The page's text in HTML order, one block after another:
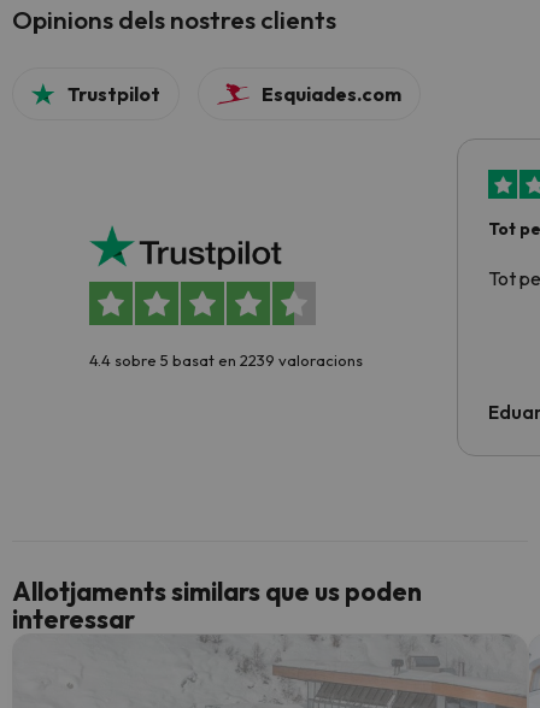
Opinions dels nostres clients
Trustpilot Esquiades.com
4.4 sobre 5 basat en 2239 valoracions
Tot
Tot
Allotjaments similars que us poden
interessar